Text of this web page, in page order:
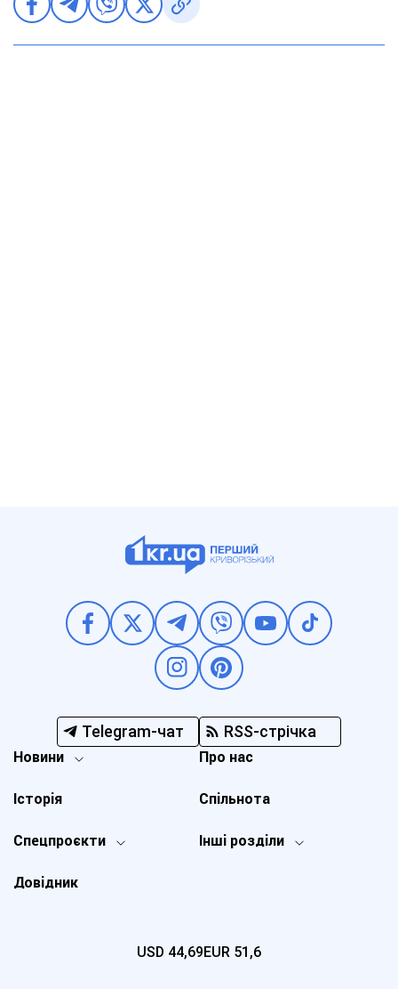
Telegram-чат RSS-стрічка
Новини
Спецпроєкти Інші розділи
Історія
Про нас
Довідник
Спільнота
USD 44,69EUR 51,6